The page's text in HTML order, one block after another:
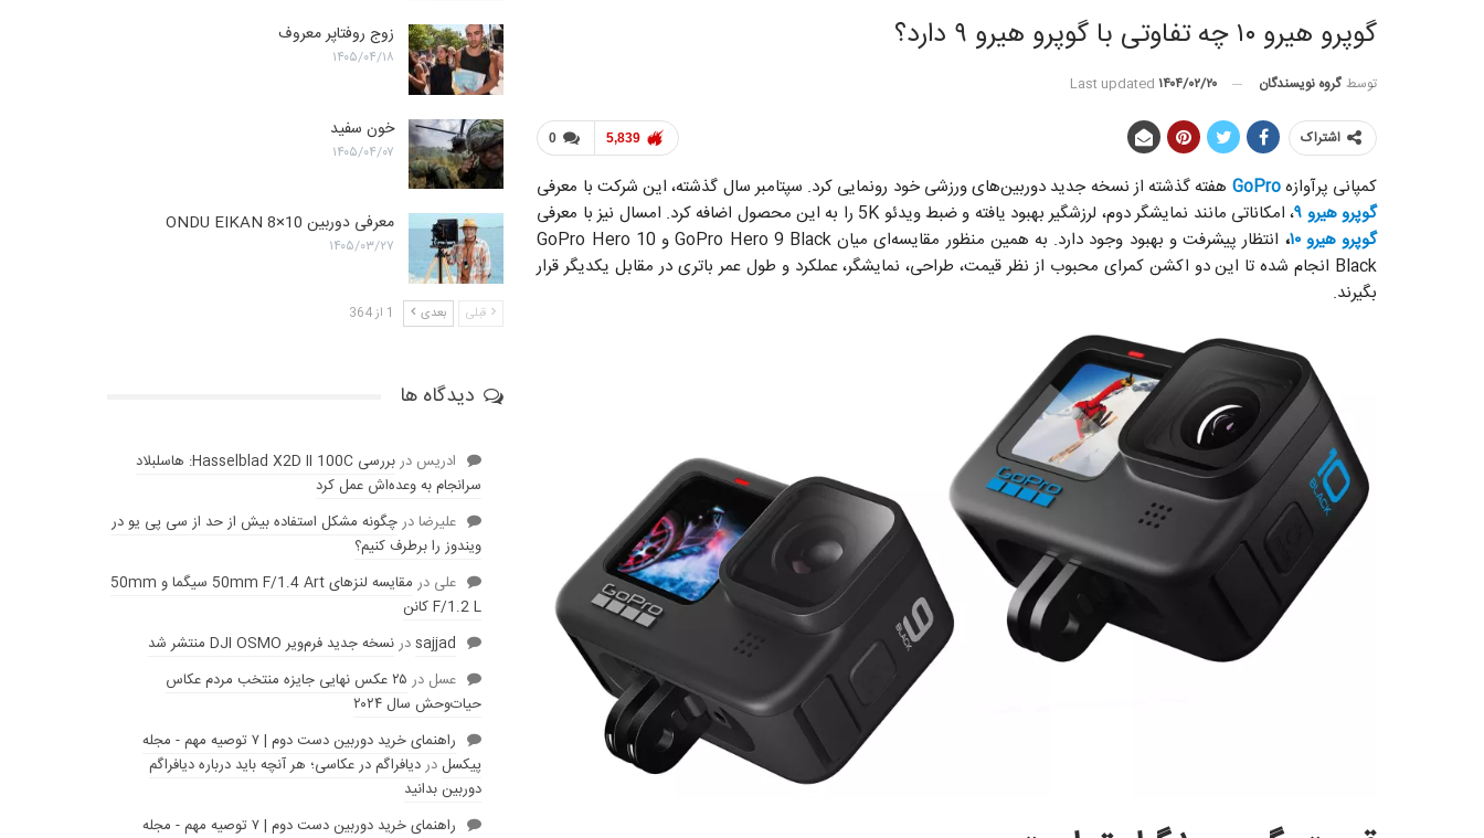
گوپرو هیرو ۱۰ چه تفاوتی با گوپرو هیرو ۹ دارد؟
توسط گروه نویسندگان Last updated ۱۴۰۴/۰۲/۲۰
0 5,839 اشتراک
کمپانی پرآوازهGoPro هفته گذشته از نسخه جدید دوربین‌های ورزشی خود رونمایی کرد. سپتامبر سال گذشته، این شرکت با معرفی
گوپرو هیرو ۹ ، امکاناتی مانند نمایشگر دوم، لرزشگیر بهبود یافته و ضبط ویدئو 5K را به این محصول اضافه کرد. امسال نیز با معرفی
گوپرو هیرو ۱۰ ،
انتظار پیشرفت و بهبود وجود دارد. به همین منظور مقایسه‌ای میان GoPro Hero 9 Black و GoPro Hero 10
Black انجام شده تا این دو اکشن کمرای محبوب از نظر قیمت، طراحی، نمایشگر، عملکرد و طول عمر باتری در مقابل یکدیگر قرار
بگیرند.
زوج روفتاپر معروف
۱۴۰۵/۰۴/۱۸
خون سفید
۱۴۰۵/۰۴/۰۷
معرفی دوربین ONDU EIKAN 8×10
۱۴۰۵/۰۳/۲۷
قبلی بعدی 1 از 364
دیدگاه ها
ادریس در
بررسی Hasselblad X2D II 100C: هاسلبلاد
سرانجام به وعده‌‌اش عمل کرد
عليرضادرچگونه مشکل استفاده بیش از حد از سی پی یو در
ویندوز را برطرف کنیم؟
علی در
مقایسه لنز‌های 50mm F/1.4 Art سیگما و 50mm
F/1.2 L کانن
sajjadدرنسخه جدید فرم‌ویر DJI OSMO منتشر شد
عسل در
۲۵ عکس نهایی جایزه منتخب مردم عکاس
حیات‌وحش سال ۲۰۲۴
راهنمای خرید دوربین دست دوم | ۷ توصیه مهم - مجله
پیکسلدردیافراگم در عکاسی؛ هر آنچه باید درباره دیافراگم
دوربین بدانید
راهنمای خرید دوربین دست دوم | ۷ توصیه مهم - مجله